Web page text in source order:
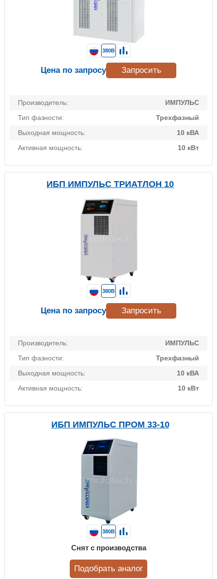
Производитель:
ИМПУЛЬС
Тип фазности:
Трехфазный
Выходная мощность:
10 кВА
Активная мощность:
10 кВт
380В
Цена по запросу Запросить
ИБП ИМПУЛЬС ТРИАТЛОН 10
Производитель:
ИМПУЛЬС
Тип фазности:
Трехфазный
Выходная мощность:
10 кВА
Активная мощность:
10 кВт
380В
Цена по запросу Запросить
ИБП ИМПУЛЬС ПРОМ 33-10
380В
Снят с производства
Подобрать аналог